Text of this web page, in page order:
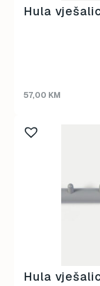
Hula
57,00 KM
Hula